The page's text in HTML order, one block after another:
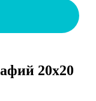
20х20